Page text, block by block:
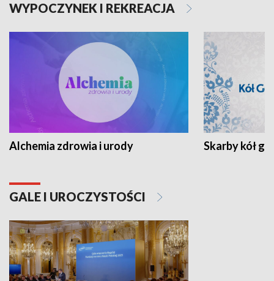
WYPOCZYNEK I REKREACJA
Alchemia zdrowia i urody Skarby kół
GALE I UROCZYSTOŚCI